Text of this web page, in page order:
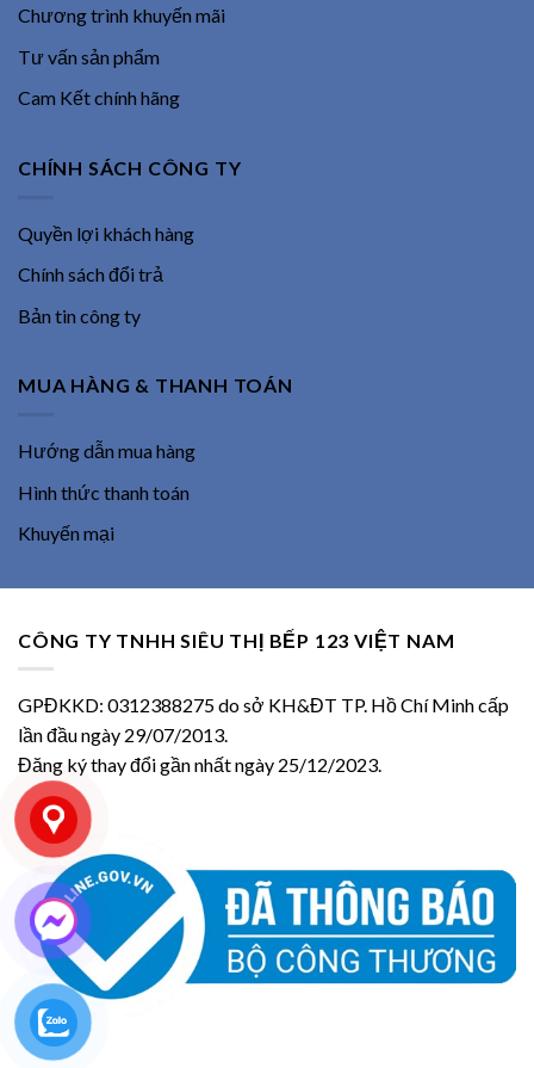
Chương trình khuyến mãi
Tư vấn sản phẩm
Cam Kết chính hãng
CHÍNH SÁCH CÔNG TY
Quyền lợi khách hàng
Chính sách đổi trả
Bản tin công ty
MUA HÀNG & THANH TOÁN
Hướng dẫn mua hàng
Hình thức thanh toán
Khuyến mại
CÔNG TY TNHH SIÊU THỊ BẾP 123 VIỆT NAM
GPĐKKD: 0312388275 do sở KH&ĐT TP. Hồ Chí Minh cấp
lần đầu ngày 29/07/2013.
Đăng ký thay đổi gần nhất ngày 25/12/2023.